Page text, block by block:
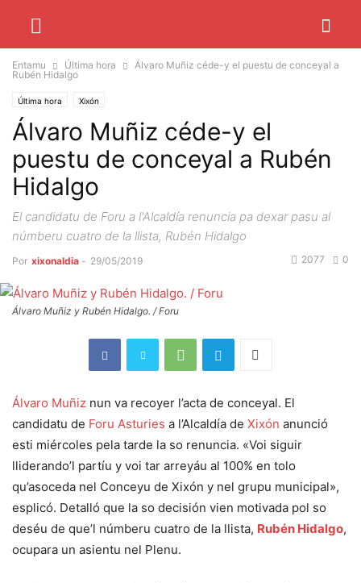
Entamu Última hora
Álvaro Muñiz céde-y el puestu de conceyal a
Rubén Hidalgo
Última hora Xixón
Álvaro Muñiz céde-y el
puestu de conceyal a Rubén
Hidalgo
El candidatu de Foru a l'Alcaldía renuncia pa dexar pasu al
númberu cuatro de la llista, Rubén Hidalgo
Por xixonaldia - 29/05/2019 0
2077
Álvaro Muñiz y Rubén Hidalgo. / Foru
Álvaro Muñiz nun va recoyer l’acta de conceyal. El
candidatu de Foru Asturies a l’Alcaldía de Xixón anunció
esti miércoles pela tarde la so renuncia. «Voi siguir
lliderando’l partíu y voi tar arreyáu al 100% en tolo
qu’asoceda nel Conceyu de Xixón y nel grupu municipal»,
esplicó. Detalló que la so decisión vien motivada pol so
deséu de que’l númberu cuatro de la llista, Rubén Hidalgo,
ocupara un asientu nel Plenu.